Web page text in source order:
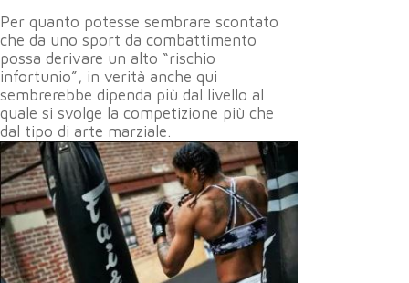
Per quanto potesse sembrare scontato
che da uno sport da combattimento
possa derivare un alto “rischio
infortunio”, in verità anche qui
sembrerebbe dipenda più dal livello al
quale si svolge la competizione più che
dal tipo di arte marziale.